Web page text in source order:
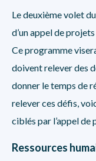
Le deuxième volet
d’un appel de
Ce programme
doivent relever des
donner le temps de
relever ces défis,
ciblés par l’appel de
Ressources